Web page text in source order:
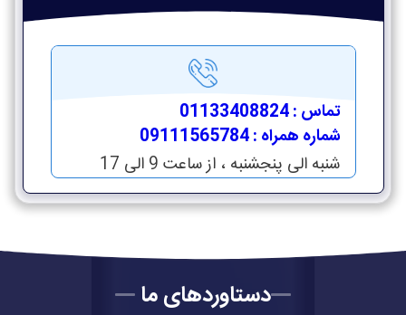
تماس : 01133408824
شماره همراه : 09111565784
شنبه الی پنجشنبه ، از ساعت 9 الی 17
دستاوردهای ما